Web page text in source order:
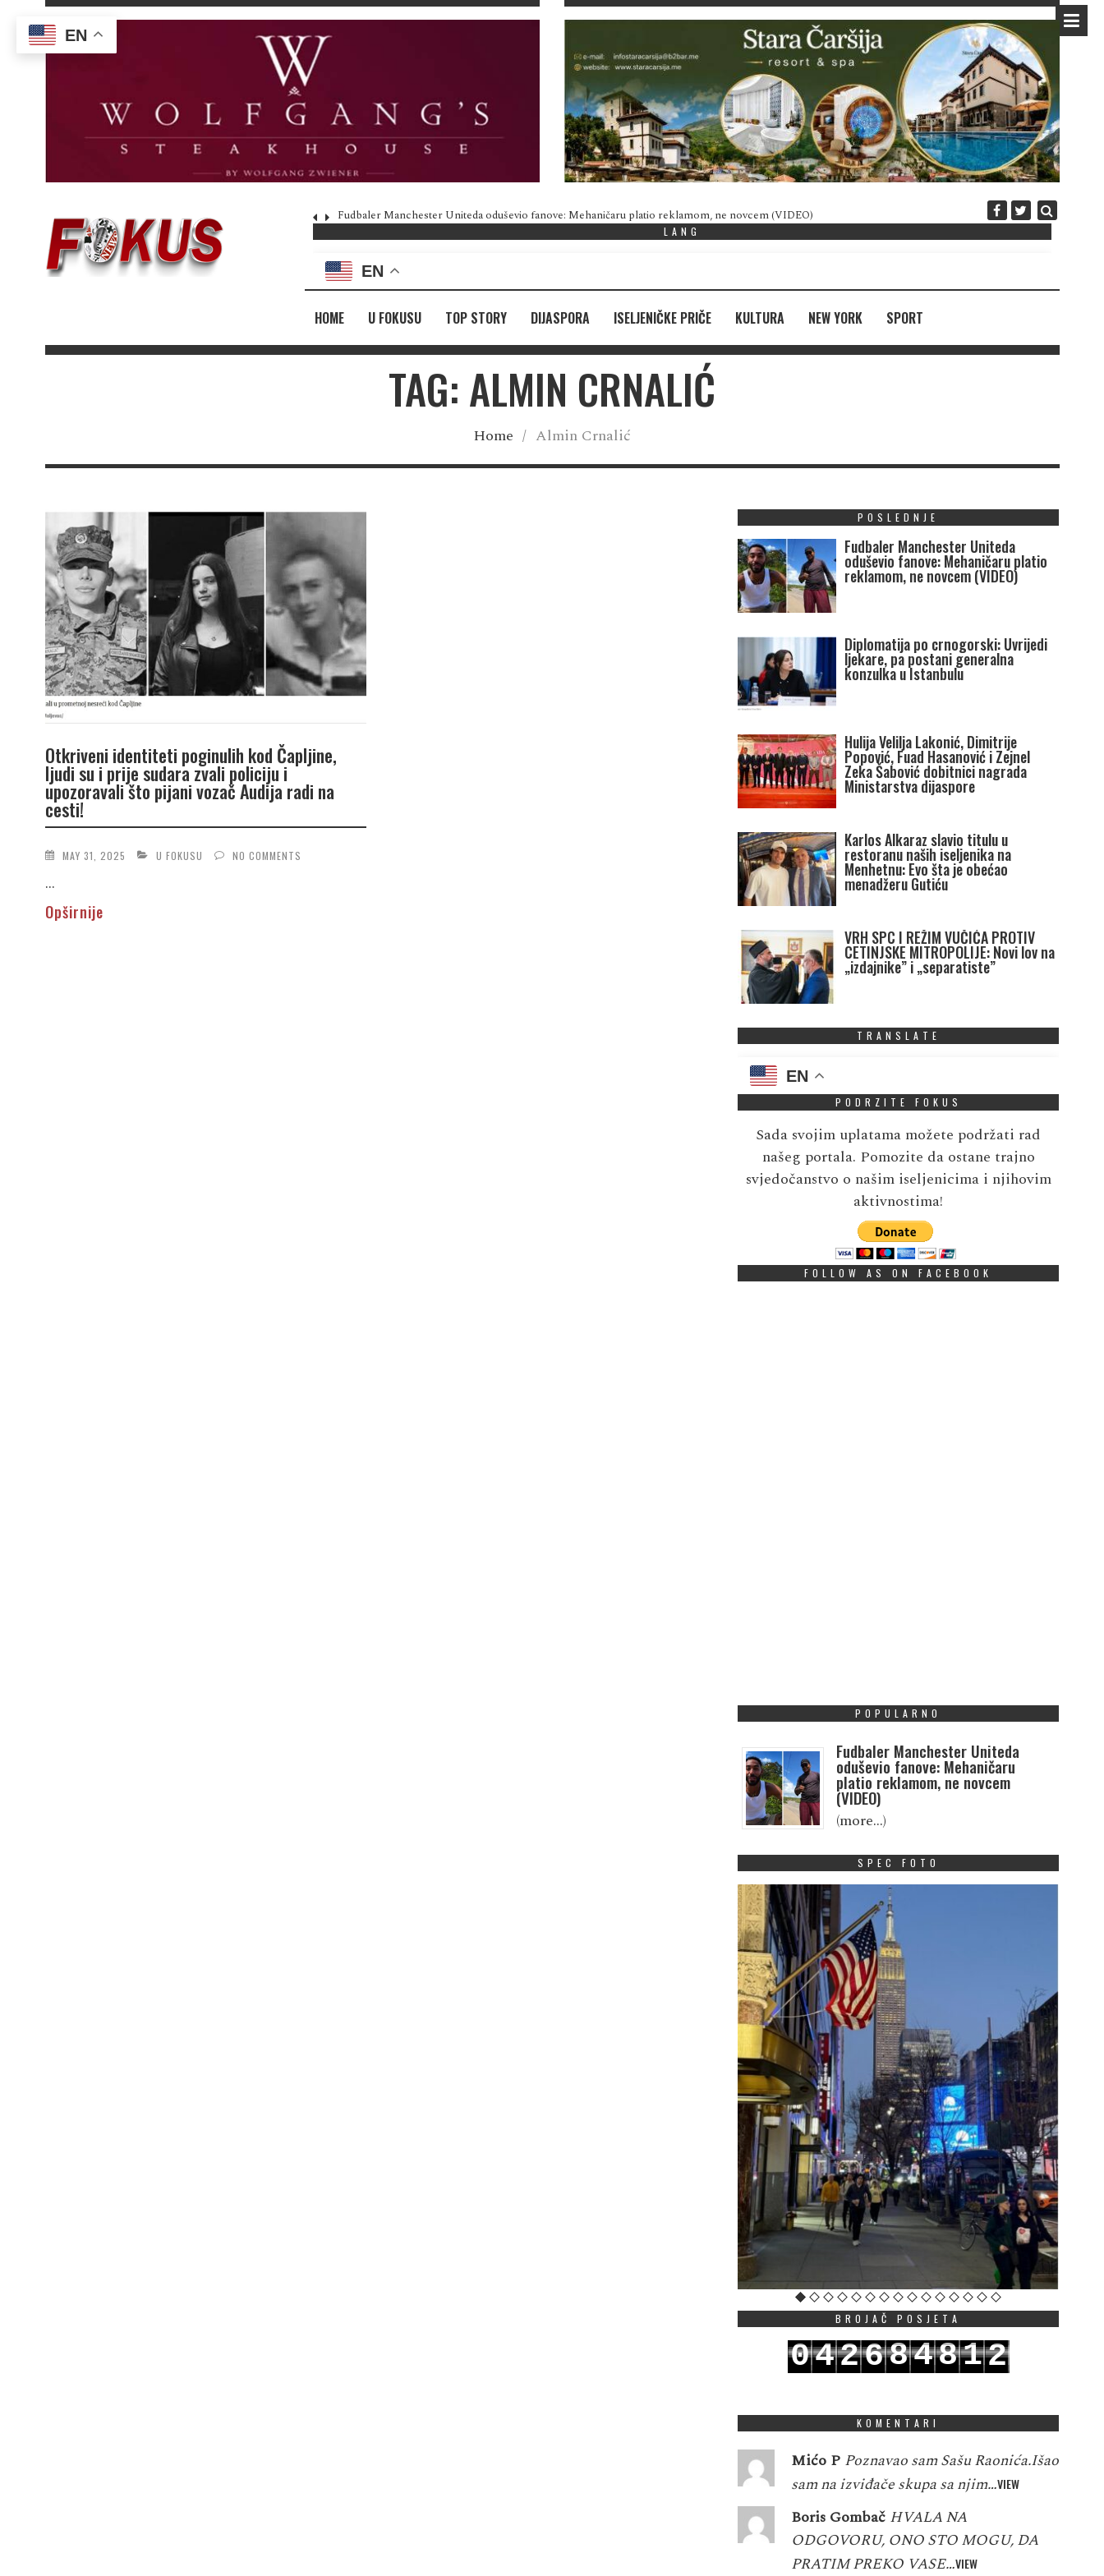
Fudbaler Manchester Uniteda oduševio fanove: Mehaničaru platio reklamom, ne novcem (VIDEO) Diplomatija po
LANG
EN
HOME U FOKUSU TOP STORY DIJASPORA ISELJENIČKE PRIČE KULTURA NEW YORK SPORT
TAG: ALMIN CRNALIĆ
Home / Almin Crnalić
Otkriveni identiteti poginulih kod Čapljine,
ljudi su i prije sudara zvali policiju i
upozoravali što pijani vozač Audija radi na
cesti!
MAY 31, 2025 U FOKUSU NO COMMENTS
...
Opširnije
POSLEDNJE
Fudbaler Manchester Uniteda
oduševio fanove: Mehaničaru platio
reklamom, ne novcem (VIDEO)
Diplomatija po crnogorski: Uvrijedi
ljekare, pa postani generalna
konzulka u Istanbulu
Hulija Velilja Lakonić, Dimitrije
Popović, Fuad Hasanović i Zejnel
Zeka Šabović dobitnici nagrada
Ministarstva dijaspore
Karlos Alkaraz slavio titulu u
restoranu naših iseljenika na
Menhetnu: Evo šta je obećao
menadžeru Gutiću
VRH SPC I REŽIM VUČIĆA PROTIV
CETINJSKE MITROPOLIJE: Novi lov na
„izdajnike” i „separatiste”
TRANSLATE
EN
PODRZITE FOKUS
Sada svojim uplatama možete podržati rad
našeg portala. Pomozite da ostane trajno
svjedočanstvo o našim iseljenicima i njihovim
aktivnostima!
FOLLOW AS ON FACEBOOK
POPULARNO
Fudbaler Manchester Uniteda
oduševio fanove: Mehaničaru
platio reklamom, ne novcem
(VIDEO)
(more…)
SPEC FOTO
BROJAČ POSJETA
042684812
KOMENTARI
Mićo P Poznavao sam Sašu Raonića.Išao
sam na izviđače skupa sa njim…VIEW
Boris Gombač HVALA NA
ODGOVORU, ONO STO MOGU, DA
PRATIM PREKO VASE…VIEW
EN